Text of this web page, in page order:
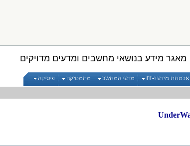
מאגר מידע בנושאי מחשבים ומדעים מדויקים
אבטחת מידע ו-IT מדעי המחשב מתמטיקה פיסיקה